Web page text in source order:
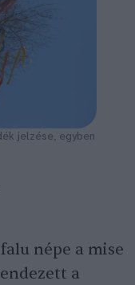
jelzése, egyben
népe a mise
a